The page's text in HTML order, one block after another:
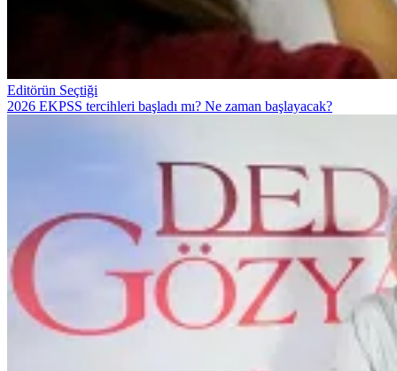
Editörün Seçtiği
2026 EKPSS tercihleri başladı mı? Ne zaman başlayacak?